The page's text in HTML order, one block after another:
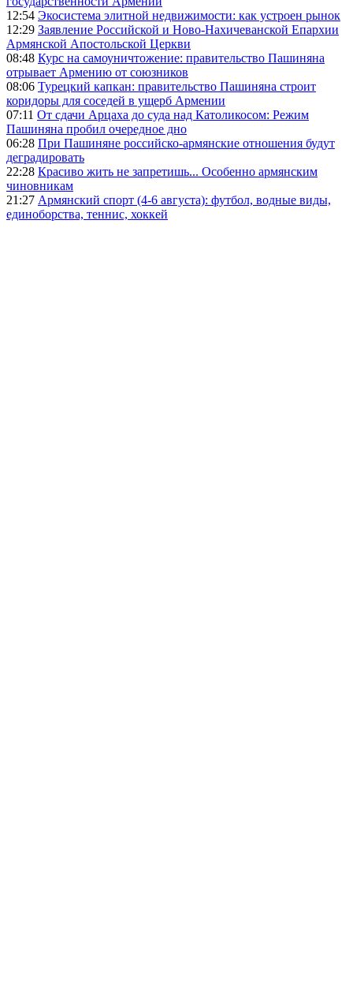
12:54 Экосистема элитной недвижимости: как устроен рынок
12:29 Заявление Российской и Ново-Нахичеванской Епархии
Армянской Апостольской Церкви
08:48 Курс на самоуничтожение: правительство Пашиняна
отрывает Армению от союзников
08:06 Турецкий капкан: правительство Пашиняна строит
коридоры для соседей в ущерб Армении
07:11 От сдачи Арцаха до суда над Католикосом: Режим
Пашиняна пробил очередное дно
06:28 При Пашиняне российско-армянские отношения будут
деградировать
22:28 Красиво жить не запретишь... Особенно армянским
чиновникам
21:27 Армянский спорт (4-6 августа): футбол, водные виды,
единоборства, теннис, хоккей